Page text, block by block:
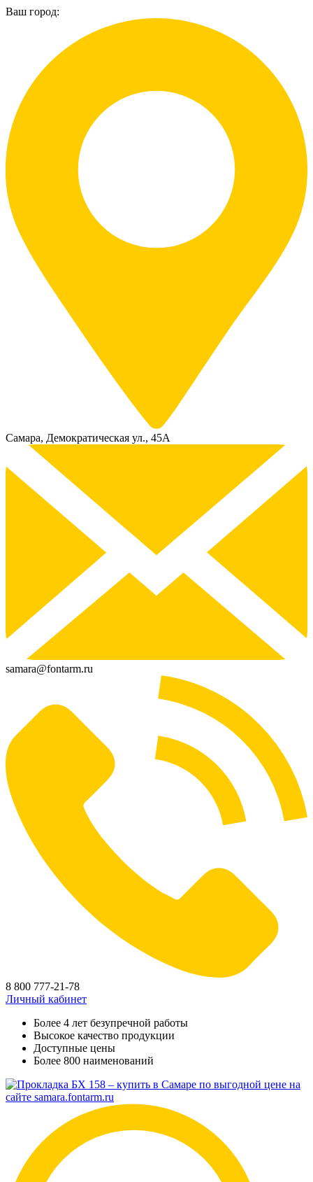
Ваш город:
Самара, Демократическая ул., 45А
samara@fontarm.ru
8 800 777-21-78
Личный кабинет
Более 4 лет безупречной работы
Высокое качество продукции
Доступные цены
Более 800 наименований